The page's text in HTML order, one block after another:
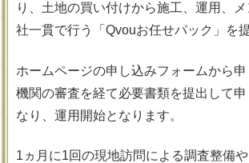
り、土地の買い付けから施工、運用、
社一貫で行う「Qvouお任せパック」を
ホームページの申し込みフォームから
機関の審査を経て必要書類を提出して
なり、運用開始となります。
1ヵ月に1回の現地訪問による調査整備